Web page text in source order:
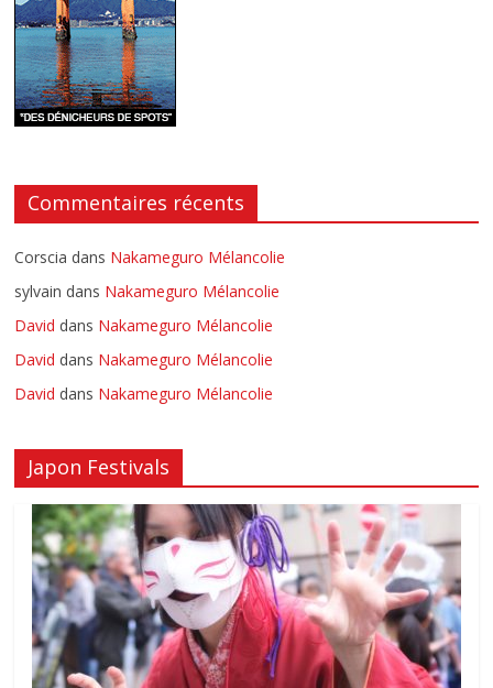
Commentaires récents
Corscia dans Nakameguro Mélancolie
sylvain dans Nakameguro Mélancolie
David dans Nakameguro Mélancolie
David dans Nakameguro Mélancolie
David dans Nakameguro Mélancolie
Japon Festivals